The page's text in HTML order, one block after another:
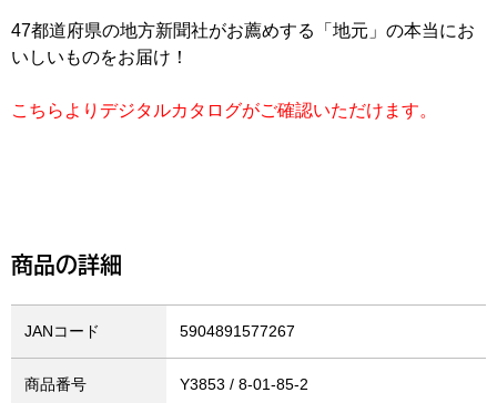
47都道府県の地方新聞社がお薦めする「地元」の本当にお
いしいものをお届け！
こちらよりデジタルカタログがご確認いただけます。
商品の詳細
JANコード 5904891577267
商品番号 Y3853